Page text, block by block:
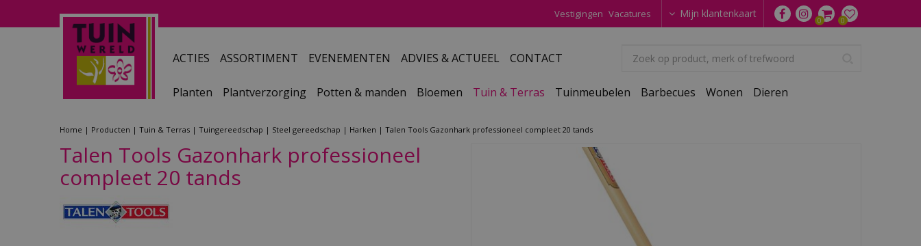
Home Producten Tuin & Terras Tuingereedschap Steel gereedschap Harken Talen Tools Gazonhark professioneel compleet 20 tands
Vestigingen Vacatures Mijn klantenkaart
ACTIES ASSORTIMENT EVENEMENTEN ADVIES & ACTUEEL CONTACT
Planten Plantverzorging Potten & manden Bloemen Tuin & Terras Tuinmeubelen Barbecues Wonen Dieren
Talen Tools Gazonhark professioneel
compleet 20 tands